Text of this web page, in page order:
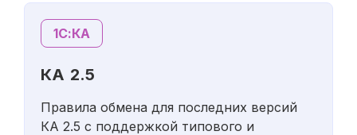
1С:КА
КА 2.5
Правила обмена для последних версий
КА 2.5 с поддержкой типового и